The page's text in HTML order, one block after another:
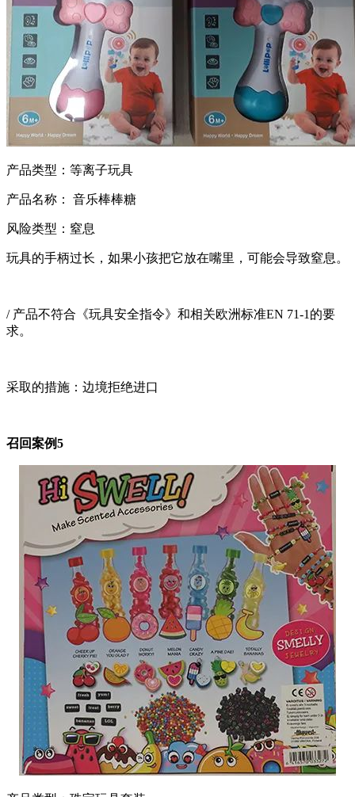
产品类型：等离子玩具
产品名称： 音乐棒棒糖
风险类型：窒息
玩具的手柄过长，如果小孩把它放在嘴里，可能会导致窒息。
/ 产品不符合《玩具安全指令》和相关欧洲标准EN 71-1的要
求。
采取的措施：边境拒绝进口
召回案例5